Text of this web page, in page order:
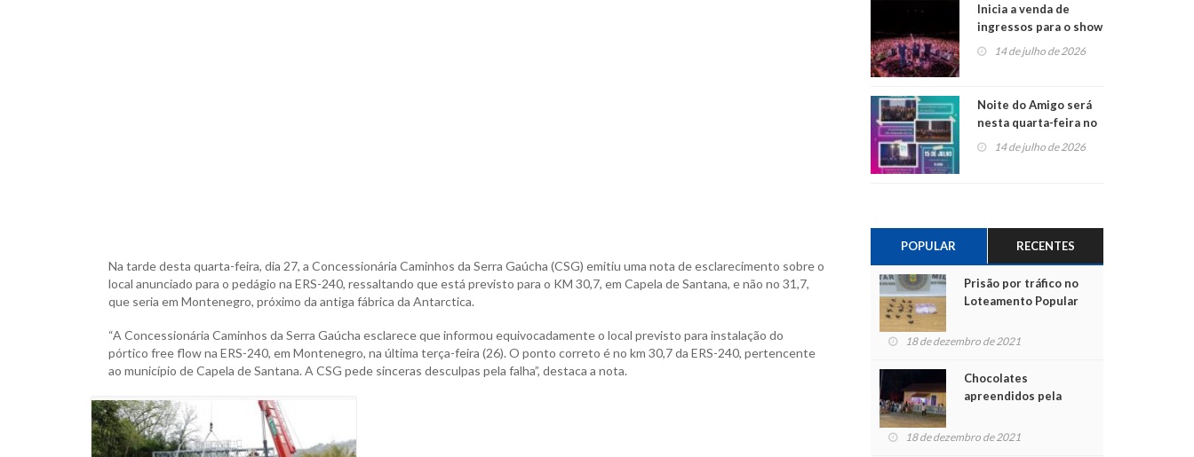
Na tarde desta quarta-feira, dia 27, a Concessionária Caminhos da Serra Gaúcha (CSG) emitiu uma nota de esclarecimento sobre o
local anunciado para o pedágio na ERS-240, ressaltando que está previsto para o KM 30,7, em Capela de Santana, e não no 31,7,
que seria em Montenegro, próximo da antiga fábrica da Antarctica.
“A Concessionária Caminhos da Serra Gaúcha esclarece que informou equivocadamente o local previsto para instalação do
pórtico free flow na ERS-240, em Montenegro, na última terça-feira (26). O ponto correto é no km 30,7 da ERS-240, pertencente
ao município de Capela de Santana. A CSG pede sinceras desculpas pela falha”, destaca a nota.
Inicia a venda de
ingressos para o show
do Jota Quest nos 45
anos da Sicredi Ouro
14 de julho de 2026
Noite do Amigo será
nesta quarta-feira no
Centro de Cultura de
14 de julho de 2026
POPULAR RECENTES
Prisão por tráfico no
Loteamento Popular
18 de dezembro de 2021
Chocolates
apreendidos pela
para crianças na
18 de dezembro de 2021